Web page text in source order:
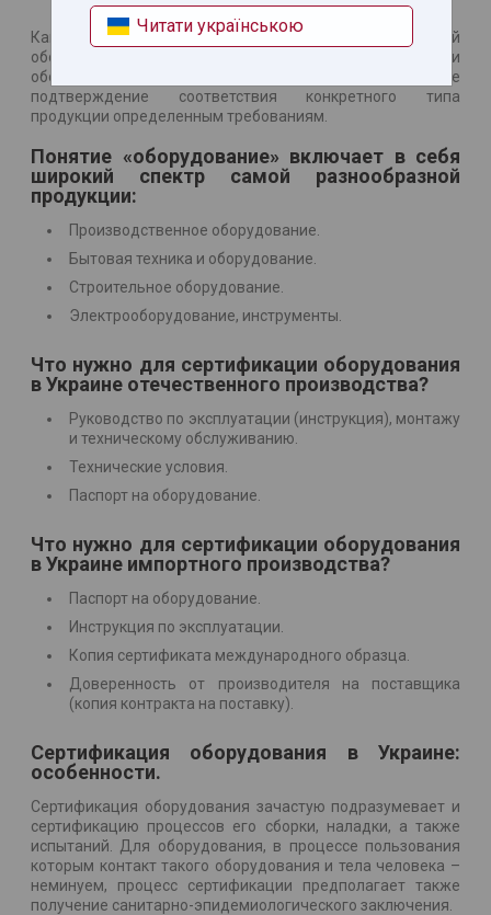
Как доказать соответствие качественных показателей
оборудования? Конечно путем сертификации
оборудования, которая предусматривает письменное
подтверждение соответствия конкретного типа
продукции определенным требованиям.
Понятие «оборудование» включает в себя
широкий спектр самой разнообразной
продукции:
Производственное оборудование.
Бытовая техника и оборудование.
Строительное оборудование.
Электрооборудование, инструменты.
Что нужно для сертификации оборудования
в Украине отечественного производства?
Руководство по эксплуатации (инструкция), монтажу
и техническому обслуживанию.
Технические условия.
Паспорт на оборудование.
Что нужно для сертификации оборудования
в Украине импортного производства?
Паспорт на оборудование.
Инструкция по эксплуатации.
Копия сертификата международного образца.
Доверенность от производителя на поставщика
(копия контракта на поставку).
Сертификация оборудования в Украине:
особенности.
Сертификация оборудования зачастую подразумевает и
сертификацию процессов его сборки, наладки, а также
испытаний. Для оборудования, в процессе пользования
которым контакт такого оборудования и тела человека –
неминуем, процесс сертификации предполагает также
получение санитарно-эпидемиологического заключения.
Читати українською